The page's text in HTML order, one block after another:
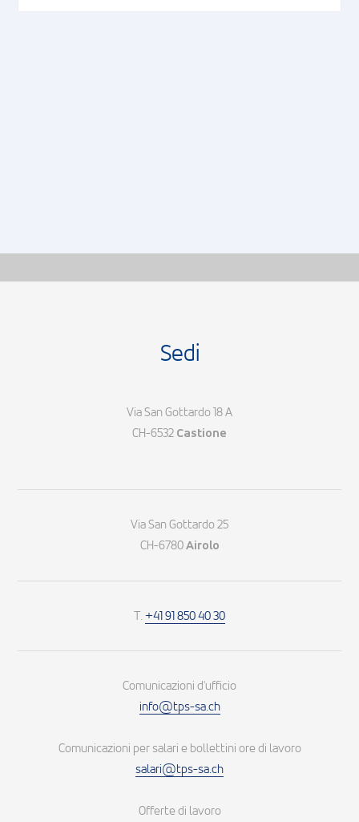
Sedi
Via San Gottardo 18 A
CH-6532 Castione
Via San Gottardo 25
CH-6780Airolo
T.+41 91 850 40 30
Comunicazioni d'ufficio
info@tps-sa.ch
Comunicazioni per salari e bollettini ore di lavoro
salari@tps-sa.ch
Offerte di lavoro